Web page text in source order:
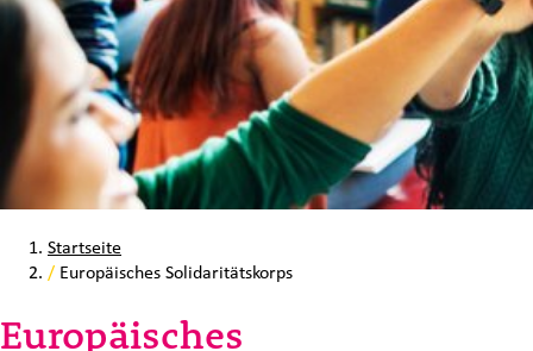
Startseite
/ Europäisches Solidaritätskorps
Europäisches